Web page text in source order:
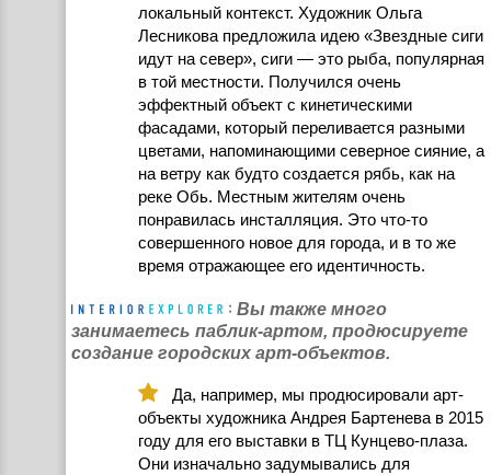
локальный контекст. Художник Ольга
Лесникова предложила идею «Звездные сиги
идут на север», сиги — это рыба, популярная
в той местности. Получился очень
эффектный объект с кинетическими
фасадами, который переливается разными
цветами, напоминающими северное сияние, а
на ветру как будто создается рябь, как на
реке Обь. Местным жителям очень
понравилась инсталляция. Это что-то
совершенного новое для города, и в то же
время отражающее его идентичность.
Вы также много
занимаетесь паблик-артом, продюсируете
создание городских арт-объектов.
Да, например, мы продюсировали арт-
объекты художника Андрея Бартенева в 2015
году для его выставки в ТЦ Кунцево-плаза.
Они изначально задумывались для